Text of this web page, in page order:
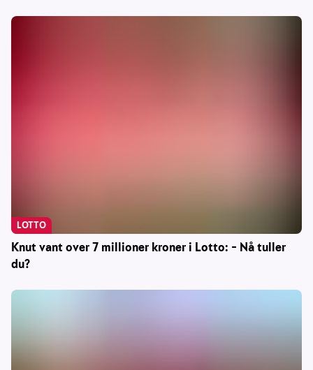
Knut vant over 7 millioner kroner i Lotto: – Nå tuller
du?
LOTTO